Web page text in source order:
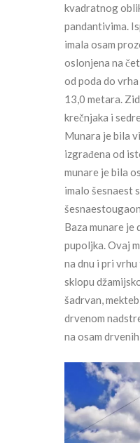
kvadratnog
pandantivima.
imala osam
oslonjena na
od poda do
13,0 metara.
krečnjaka i
Munara je bila
izgrađena od
munare je bila
imalo šesnaest
Baza munare
pupoljka. Ovaj
na dnu i pri
sklopu
šadrvan,
drvenom
na osam